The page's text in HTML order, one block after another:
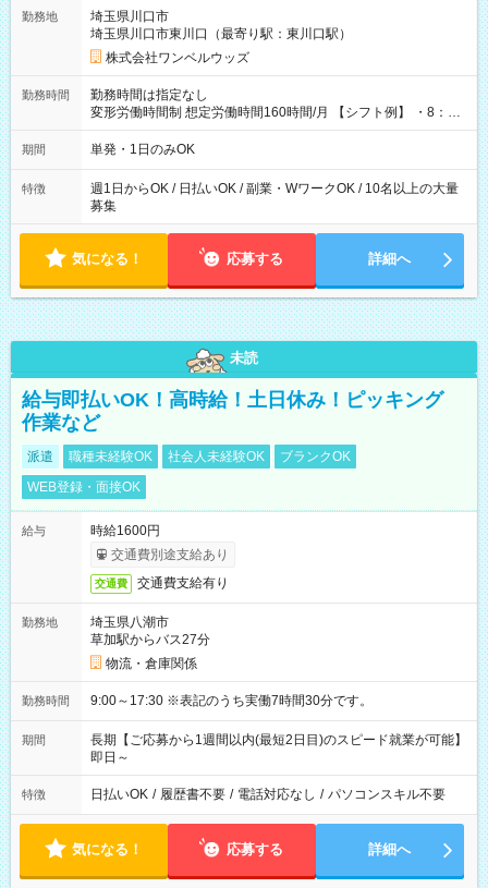
勤務地
埼玉県川口市
埼玉県川口市東川口（最寄り駅：東川口駅）
株式会社ワンベルウッズ
勤務時間
勤務時間は指定なし
変形労働時間制 想定労働時間160時間/月 【シフト例】 ・8：00
～21：00
期間 単発・1日のみOK
特徴
週1日からOK / 日払いOK / 副業・WワークOK / 10名以上の大量
募集
気になる！ 応募する 詳細へ
未読
給与即払いOK！高時給！土日休み！ピッキング
作業など
派遣 職種未経験OK 社会人未経験OK
ブランクOK
WEB登録・面接OK
給与
時給1600円
交通費別途支給あり
交通費 交通費支給有り
勤務地
埼玉県八潮市
草加駅からバス27分
物流・倉庫関係
勤務時間 9:00～17:30 ※表記のうち実働7時間30分です。
期間
長期【ご応募から1週間以内(最短2日目)のスピード就業が可能】
即日～
特徴 日払いOK / 履歴書不要 / 電話対応なし / パソコンスキル不要
気になる！ 応募する 詳細へ